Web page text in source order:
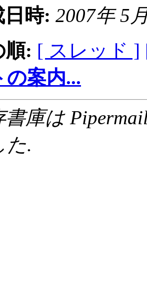
時: 2007年 5
順: [ スレッド ]
の案内...
庫は
た.